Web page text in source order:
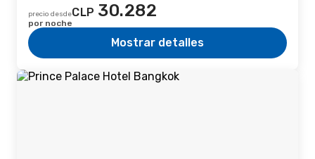
precio desdeCLP 30.282
por noche
Mostrar detalles